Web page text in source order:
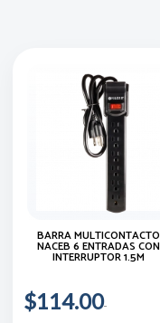
BARRA MULTICONTACTO
NACEB 6 ENTRADAS CON
INTERRUPTOR 1.5M
$114.00